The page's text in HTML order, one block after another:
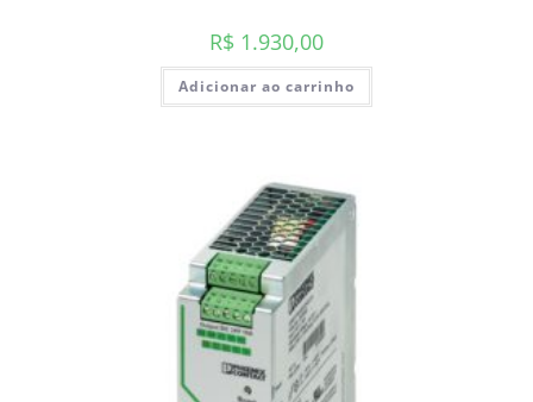
R$ 1.930,00
Adicionar ao carrinho